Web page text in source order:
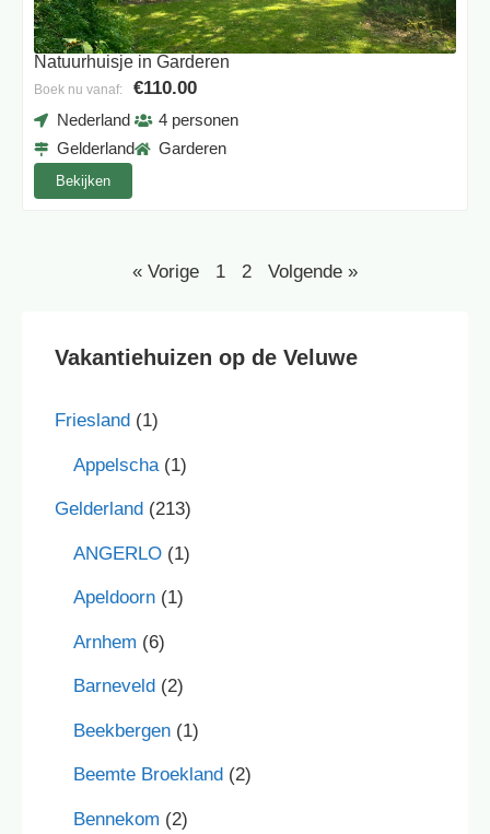
Vakantiehuizen op de Veluwe
Friesland (1)
Appelscha (1)
Gelderland (213)
ANGERLO (1)
Apeldoorn (1)
Arnhem (6)
Barneveld (2)
Beekbergen (1)
Beemte Broekland (2)
Bennekom (2)
Natuurhuisje in Garderen
Boek nu vanaf: €110.00
Nederland
Gelderland
4 personen
Garderen
Bekijken
« Vorige 1 2 Volgende »